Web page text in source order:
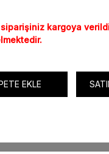
kargoya
EKLE